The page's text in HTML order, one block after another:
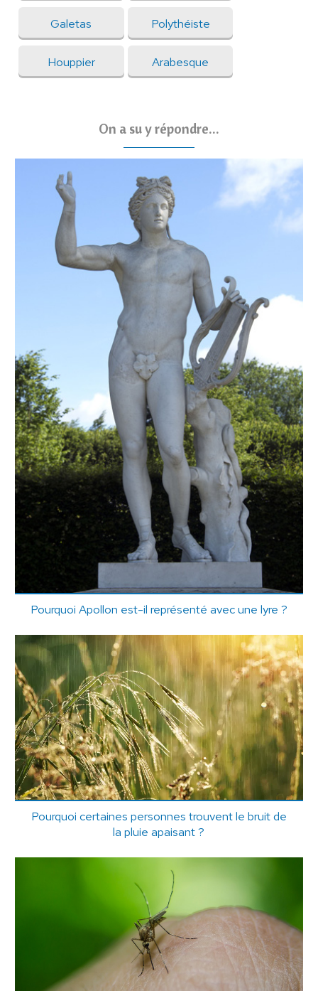
Galetas Polythéiste
Houppier Arabesque
On a su y répondre...
Pourquoi Apollon est-il représenté avec une lyre ?
Pourquoi certaines personnes trouvent le bruit de
la pluie apaisant ?